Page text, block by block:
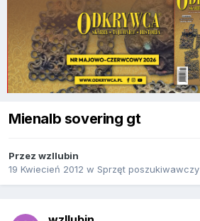
Mienalb sovering gt
Przez wzllubin
19 Kwiecień 2012 w Sprzęt poszukiwawczy